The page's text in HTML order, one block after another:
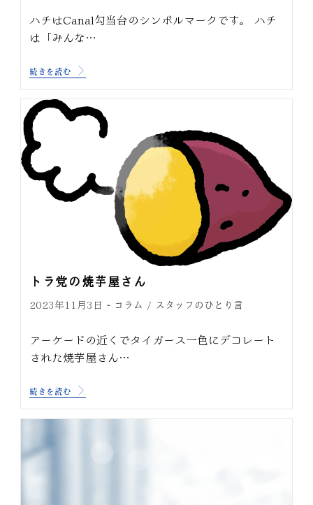
ハチはCanal勾当台のシンボルマークです。 ハチ
は「みんな…
続きを読む
トラ党の焼芋屋さん
2023年11月3日 コラム / スタッフのひとり言
アーケードの近くでタイガース一色にデコレート
された焼芋屋さん…
続きを読む